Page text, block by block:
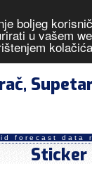
boljeg
u vašem
forecast data
Sticker